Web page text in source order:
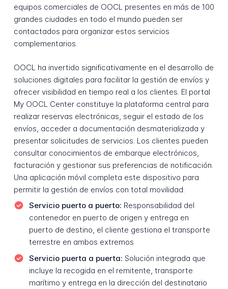
equipos comerciales de OOCL presentes en más de 100
grandes ciudades en todo el mundo pueden ser
contactados para organizar estos servicios
complementarios.
OOCL ha invertido significativamente en el desarrollo de
soluciones digitales para facilitar la gestión de envíos y
ofrecer visibilidad en tiempo real a los clientes. El portal
My OOCL Center constituye la plataforma central para
realizar reservas electrónicas, seguir el estado de los
envíos, acceder a documentación desmaterializada y
presentar solicitudes de servicios. Los clientes pueden
consultar conocimientos de embarque electrónicos,
facturación y gestionar sus preferencias de notificación.
Una aplicación móvil completa este dispositivo para
permitir la gestión de envíos con total movilidad.
Servicio puerto a puerto: Responsabilidad del
contenedor en puerto de origen y entrega en
puerto de destino, el cliente gestiona el transporte
terrestre en ambos extremos
Servicio puerta a puerta: Solución integrada que
incluye la recogida en el remitente, transporte
marítimo y entrega en la dirección del destinatario